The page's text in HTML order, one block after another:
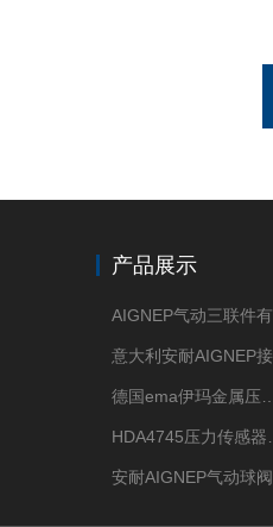
产品展示